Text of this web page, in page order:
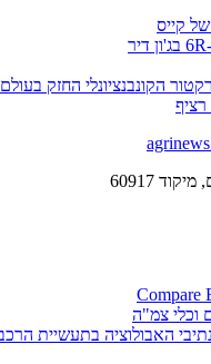
של קייס
הקונבנציונלי החזק בעולם
Compare
וכלי צמ"ה